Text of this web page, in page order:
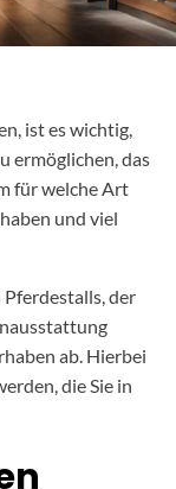
ist es wichtig,
ermöglichen, das
für welche Art
und viel
der
ab. Hierbei
die Sie in